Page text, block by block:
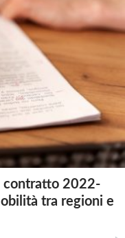
contratto 2022-
tra regioni e